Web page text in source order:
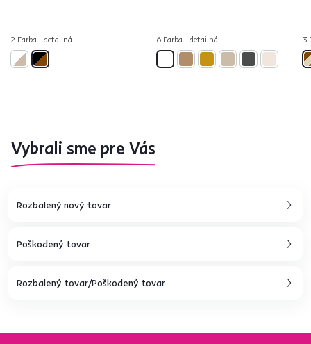
2 Farba - detailná 6 Farba - detailná 3
Vybrali sme pre Vás
Rozbalený nový tovar
Poškodený tovar
Rozbalený tovar/Poškodený tovar